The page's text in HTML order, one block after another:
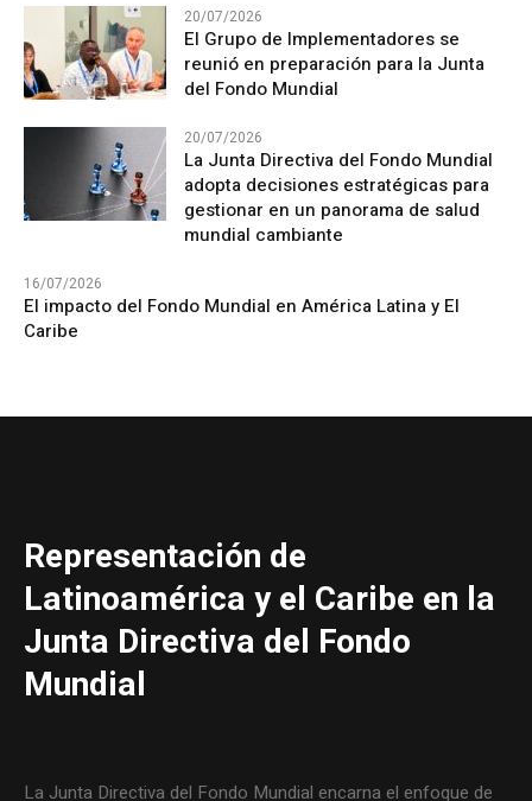
20/07/2026
El Grupo de Implementadores se
reunió en preparación para la Junta
del Fondo Mundial
20/07/2026
La Junta Directiva del Fondo Mundial
adopta decisiones estratégicas para
gestionar en un panorama de salud
mundial cambiante
16/07/2026
El impacto del Fondo Mundial en América Latina y El
Caribe
Representación de
Latinoamérica y el Caribe en la
Junta Directiva del Fondo
Mundial
La Junta Directiva del Fondo Mundial encarna el enfoque de